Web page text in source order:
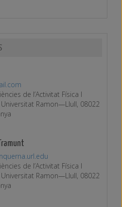
de l’Activitat Física I
Universitat Ramon—Llull, 08022
de l’Activitat Física I
Universitat Ramon—Llull, 08022